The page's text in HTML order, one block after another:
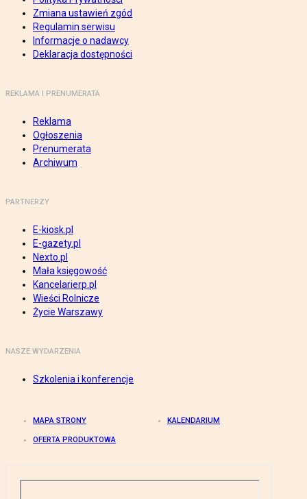
Zmiana ustawień zgód
Regulamin serwisu
Informacje o nadawcy
Deklaracja dostępności
REKLAMA I PRENUMERATA
Reklama
Ogłoszenia
Prenumerata
Archiwum
PARTNERZY
E-kiosk.pl
E-gazety.pl
Nexto.pl
Mała księgowość
Kancelarierp.pl
Wieści Rolnicze
Życie Warszawy
NASZE WYDARZENIA
Szkolenia i konferencje
MAPA STRONY KALENDARIUM
OFERTA PRODUKTOWA